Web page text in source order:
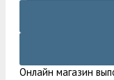
Онлайн магазин